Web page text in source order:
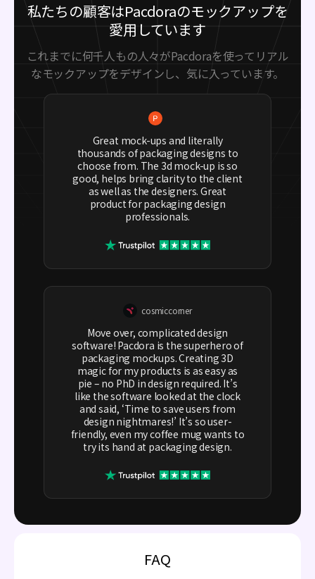
私たちの顧客はPacdoraのモックアップを
愛用しています
これまでに何千人もの人々がPacdoraを使ってリアル
なモックアップをデザインし、気に入っています。
Great mock-ups and literally
thousands of packaging designs to
choose from. The 3d mock-up is so
good, helps bring clarity to the client
as well as the designers. Great
product for packaging design
professionals.
cosmiccorner
Move over, complicated design
software! Pacdora is the superhero of
packaging mockups. Creating 3D
magic for my products is as easy as
pie – no PhD in design required. It’s
like the software looked at the clock
and said, ‘Time to save users from
design nightmares!’ It’s so user-
friendly, even my coffee mug wants to
try its hand at packaging design.
FAQ